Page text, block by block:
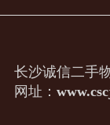
长沙诚信二手
网址：